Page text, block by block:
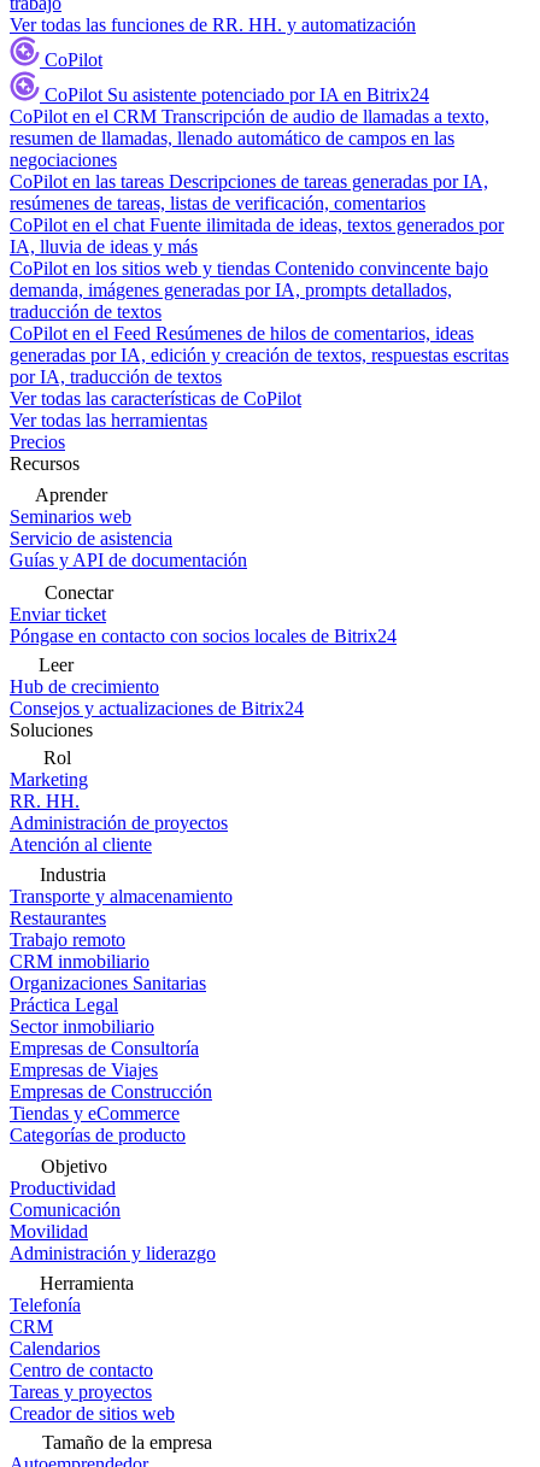
Ver todas las funciones de RR. HH. y automatización
CoPilot
CoPilot Su asistente potenciado por IA en Bitrix24
CoPilot en el CRM Transcripción de audio de llamadas a texto,
resumen de llamadas, llenado automático de campos en las
negociaciones
CoPilot en las tareas Descripciones de tareas generadas por IA,
resúmenes de tareas, listas de verificación, comentarios
CoPilot en el chat Fuente ilimitada de ideas, textos generados por
IA, lluvia de ideas y más
CoPilot en los sitios web y tiendas Contenido convincente bajo
demanda, imágenes generadas por IA, prompts detallados,
traducción de textos
CoPilot en el Feed Resúmenes de hilos de comentarios, ideas
generadas por IA, edición y creación de textos, respuestas escritas
por IA, traducción de textos
Ver todas las características de CoPilot
Ver todas las herramientas
Precios
Recursos
Aprender
Seminarios web
Servicio de asistencia
Guías y API de documentación
Conectar
Enviar ticket
Póngase en contacto con socios locales de Bitrix24
Leer
Hub de crecimiento
Consejos y actualizaciones de Bitrix24
Soluciones
Rol
Marketing
RR. HH.
Administración de proyectos
Atención al cliente
Industria
Transporte y almacenamiento
Restaurantes
Trabajo remoto
CRM inmobiliario
Organizaciones Sanitarias
Práctica Legal
Sector inmobiliario
Empresas de Consultoría
Empresas de Viajes
Empresas de Construcción
Tiendas y eCommerce
Categorías de producto
Objetivo
Productividad
Comunicación
Movilidad
Administración y liderazgo
Herramienta
Telefonía
CRM
Calendarios
Centro de contacto
Tareas y proyectos
Creador de sitios web
Tamaño de la empresa